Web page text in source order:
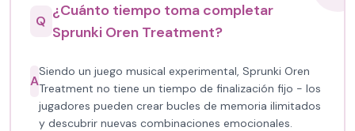
Q
¿Cuánto tiempo toma completar
Sprunki Oren Treatment?
A
Siendo un juego musical experimental, Sprunki Oren
Treatment no tiene un tiempo de finalización fijo - los
jugadores pueden crear bucles de memoria ilimitados
y descubrir nuevas combinaciones emocionales.